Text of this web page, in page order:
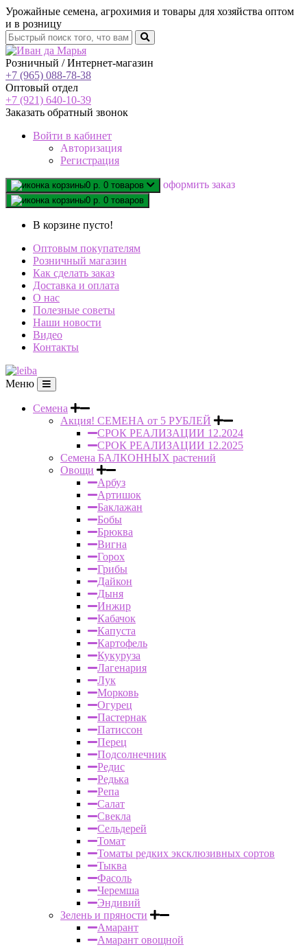
Урожайные семена, агрохимия и товары для хозяйства оптом
и в розницу
Розничный / Интернет-магазин
+7 (965) 088-78-38
Оптовый отдел
+7 (921) 640-10-39
Заказать обратный звонок
Войти в кабинет
Авторизация
Регистрация
0 р. 0 товаров oформить заказ
0 р. 0 товаров
В корзине пусто!
Оптовым покупателям
Розничный магазин
Как сделать заказ
Доставка и оплата
О нас
Полезные советы
Наши новости
Видео
Контакты
Меню
Семена
Акция! СЕМЕНА от 5 РУБЛЕЙ
СРОК РЕАЛИЗАЦИИ 12.2024
СРОК РЕАЛИЗАЦИИ 12.2025
Семена БАЛКОННЫХ растений
Овощи
Арбуз
Артишок
Баклажан
Бобы
Брюква
Вигна
Горох
Грибы
Дайкон
Дыня
Инжир
Кабачок
Капуста
Картофель
Кукуруза
Лагенария
Лук
Морковь
Огурец
Пастернак
Патиссон
Перец
Подсолнечник
Редис
Редька
Репа
Салат
Свекла
Сельдерей
Томат
Томаты редких эксклюзивных сортов
Тыква
Фасоль
Черемша
Эндивий
Зелень и пряности
Амарант
Амарант овощной